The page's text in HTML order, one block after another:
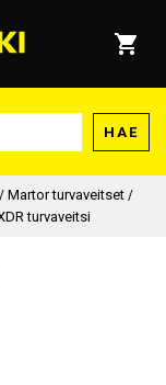
HAE
/ Martor turvaveitset /
turvaveitsi